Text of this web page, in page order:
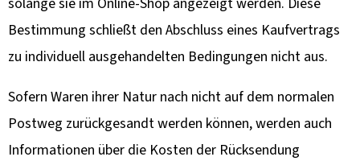
Bestimmung schließt den Abschluss eines Kaufvertrags
zu individuell ausgehandelten Bedingungen nicht aus.
Sofern Waren ihrer Natur nach nicht auf dem normalen
Postweg zurückgesandt werden können, werden auch
Informationen über die Kosten der Rücksendung